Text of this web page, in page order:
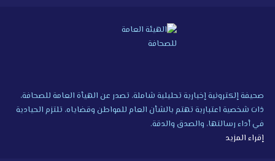
صحيفة إلكترونية إخبارية تحليلية شاملة، تصدر عن الهيأة العامة للصحافة،
ذات شخصية اعتبارية تهتم بالشأن العام للمواطن وقضاياه، تلتزم الحيادية
في أداء رسالتها، والصدق والدقة.
إقراء المزيد